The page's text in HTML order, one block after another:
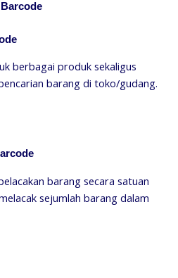
berbagai produk sekaligus
barang di toko/gudang.
barang secara satuan
sejumlah barang dalam